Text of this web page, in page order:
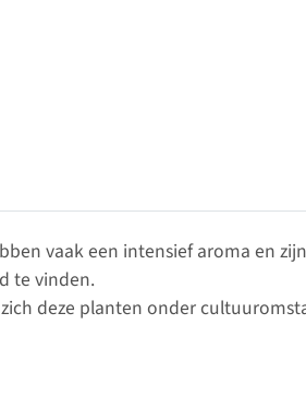
vaak een intensief aroma en
te vinden.
deze planten onder